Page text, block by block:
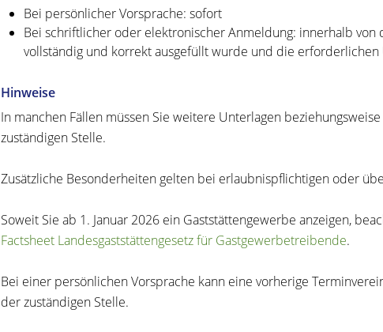
Bei persönlicher Vorsprache: sofort
Bei schriftlicher oder elektronischer Anmeldung: innerhalb
vollständig und korrekt ausgefüllt wurde und die erforderlichen
Hinweise
In manchen Fällen müssen Sie weitere Unterlagen
zuständigen Stelle.
Zusätzliche Besonderheiten gelten bei erlaubnispflichtigen oder
Soweit Sie ab 1. Januar 2026 ein Gaststättengewerbe anzeigen,
Factsheet Landesgaststättengesetz für Gastgewerbetreibende.
Bei einer persönlichen Vorsprache kann eine vorherige
der zuständigen Stelle.